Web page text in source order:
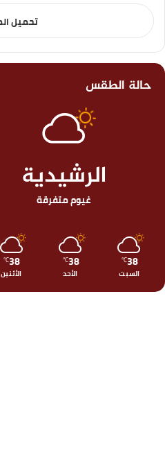
تحميل
حالة الطقس
الرشيدية
غيوم متفرقة
38
℃
السبت
38
℃
الأحد
38
℃
الأثنين